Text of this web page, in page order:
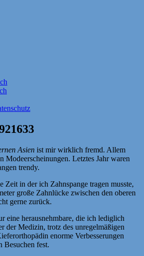
Asien ist mir wirklich fremd. Allem
Modeerscheinungen. Letztes Jahr waren
trendy.
Zeit in der ich Zahnspange tragen musste,
große Zahnlücke zwischen den oberen
gerne zurück.
eine herausnehmbare, die ich lediglich
der Medizin, trotz des unregelmäßigen
enorme Verbesserungen
Besuchen fest.